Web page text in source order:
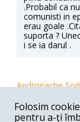
.Probabil ca
comunisti in
erau goale
suporta ?
i se ia darul .
Andronache
Doamba
Ați amintit de
Folosim
pentru a-ți